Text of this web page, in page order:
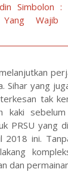
Simbolon :
Wajib
Sihar yang
tak
kaki
PRSU yang
2018 ini.
dan